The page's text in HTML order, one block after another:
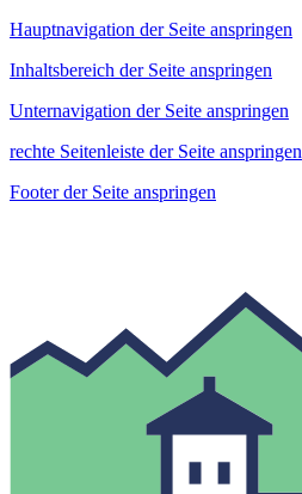
Hauptnavigation der Seite anspringen
Inhaltsbereich der Seite anspringen
Unternavigation der Seite anspringen
rechte Seitenleiste der Seite anspringen
Footer der Seite anspringen